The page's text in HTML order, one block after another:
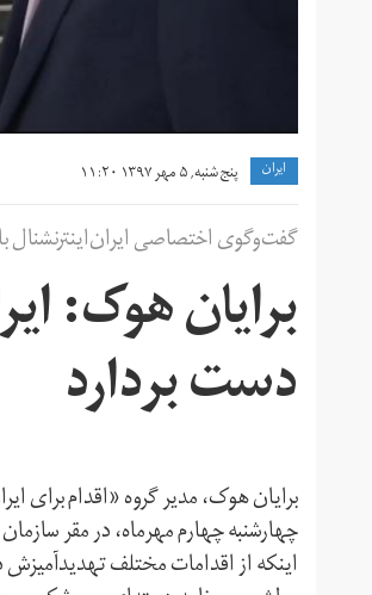
ايران پنج شنبه, ۵ مهر ۱۳۹۷ ۱۱:۲۰
گفت‌وگوی اختصاصی ایران‌اینترنشنال
برایان هوک:
دست بردارد
برایان هوک، مدیر گروه «اقدام برای
چهارشنبه چهارم مهرماه، در مقر
اینکه از اقدامات مختلف